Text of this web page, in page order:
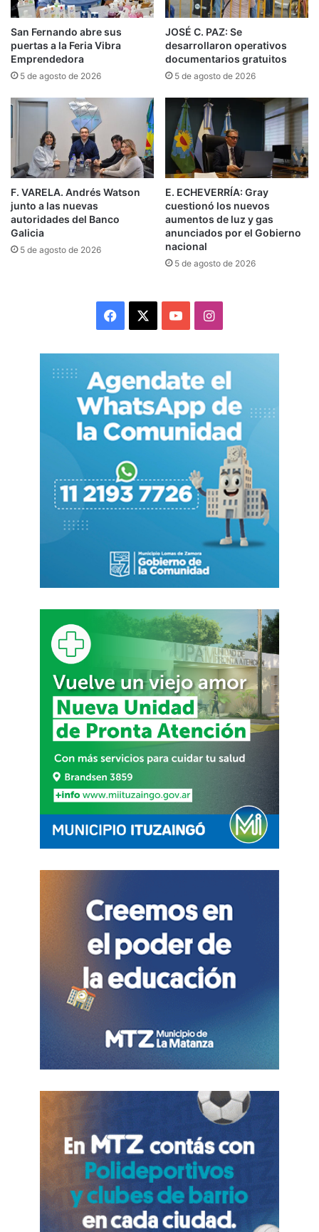
como con el Centro de Monitoreo.
Hasta ahora, los agentes debían utilizar equipos
de comunicación manuales durante los
municipio, esta modalidad podía dificultar
algunas tareas operativas y generar
distracciones durante la conducción o en
situaciones de intervención.
Con la incorporación del nuevo sistema, los
integrantes de la Patrulla de Motos podrán
mantener una comunicación permanente y
facilita la transmisión de información en tiempo
real y contribuye a agilizar la respuesta frente a
coordinación», dijeron desde el área de
Seguridad de la comuna.
Martínez remarcó que la incorporación del nuevo
sistema de comunicación «no es una medida
aislada», sino que «forma parte de una estrategia
integral en la que la tecnología atraviesa todas
las áreas vinculadas a la seguridad». La
intendenta sostuvo además que, ante el
incremento del delito y la creciente complejidad
de algunos hechos delictivos, «resulta
herramientas que les permitan desempeñar sus
tareas con mayor seguridad y eficacia para
proteger a los vecinos del distrito».
FUENTE. QUEPASA
San Fernando abre sus
puertas a la Feria Vibra
Emprendedora
5 de agosto de 2026
JOSÉ C. PAZ: Se
desarrollaron operativos
documentarios gratuitos
5 de agosto de 2026
F. VARELA. Andrés Watson
junto a las nuevas
autoridades del Banco
Galicia
5 de agosto de 2026
E. ECHEVERRÍA: Gray
cuestionó los nuevos
aumentos de luz y gas
anunciados por el Gobierno
nacional
5 de agosto de 2026
Facebook YouTubeInstagram